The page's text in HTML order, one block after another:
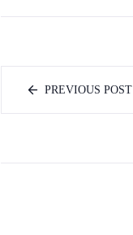
PREVIOUS POST